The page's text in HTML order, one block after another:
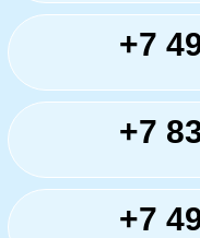
+7
+7
+7